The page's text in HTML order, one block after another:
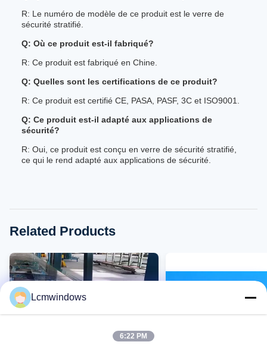
R: Le numéro de modèle de ce produit est le verre de
sécurité stratifié.
Q: Où ce produit est-il fabriqué?
R: Ce produit est fabriqué en Chine.
Q: Quelles sont les certifications de ce produit?
R: Ce produit est certifié CE, PASA, PASF, 3C et ISO9001.
Q: Ce produit est-il adapté aux applications de
sécurité?
R: Oui, ce produit est conçu en verre de sécurité stratifié,
ce qui le rend adapté aux applications de sécurité.
Related Products
Lcmwindows
6:22 PM